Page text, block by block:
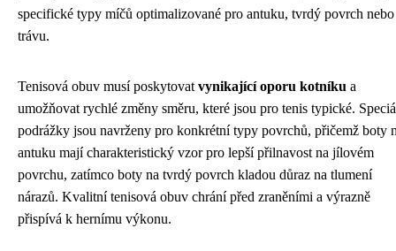
specifické typy míčů optimalizované pro antuku, tvrdý povrch nebo
trávu.
Tenisová obuv musí poskytovat vynikající oporu kotníku a
umožňovat rychlé změny směru, které jsou pro tenis typické.
podrážky jsou navrženy pro konkrétní typy povrchů, přičemž boty
antuku mají charakteristický vzor pro lepší přilnavost na jílovém
povrchu, zatímco boty na tvrdý povrch kladou důraz na tlumení
nárazů. Kvalitní tenisová obuv chrání před zraněními a výrazně
přispívá k hernímu výkonu.